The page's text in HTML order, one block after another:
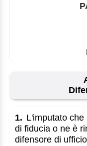
1. L'imputato
di fiducia o ne è
difensore di